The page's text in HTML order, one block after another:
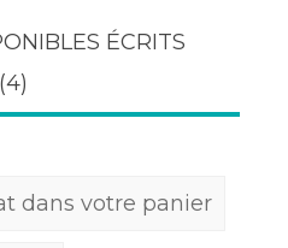
ÉCRITS
4)
dans votre panier